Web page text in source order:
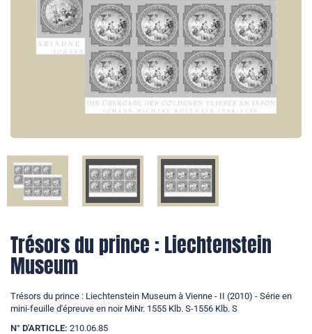
Trésors du prince : Liechtenstein
Museum
Trésors du prince : Liechtenstein Museum à Vienne - II (2010) - Série en
mini-feuille d'épreuve en noir MiNr. 1555 Klb. S-1556 Klb. S
N° D'ARTICLE: 210.06.85